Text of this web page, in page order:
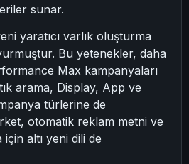
sunar.
yaratıcı varlık oluşturma
Bu yetenekler, daha
Max kampanyaları
arama, Display, App ve
türlerine de
otomatik reklam metni ve
altı yeni dili de